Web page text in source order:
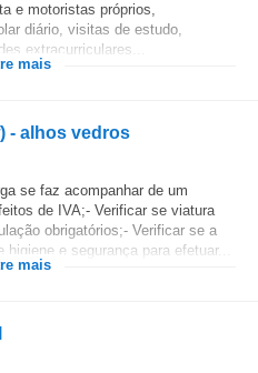
e motoristas próprios,
diário, visitas de estudo,
extracurriculares...
mais
- alhos vedros
se faz acompanhar de um
de IVA;- Verificar se viatura
obrigatórios;- Verificar se a
e segurança para efetuar...
mais